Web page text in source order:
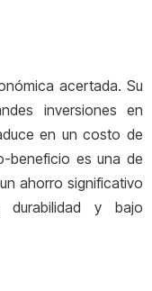
acertada. Su
inversiones en
en un costo de
beneficio es una de
ahorro significativo
y bajo